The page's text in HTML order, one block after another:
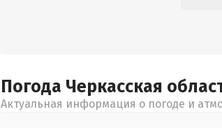
Погода Черкасская
Актуальная информация о погоде и